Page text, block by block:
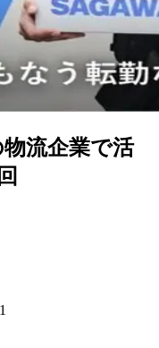
流企業で活